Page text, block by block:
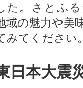
た。さとふ
域の魅力や美
みてください
日本大震